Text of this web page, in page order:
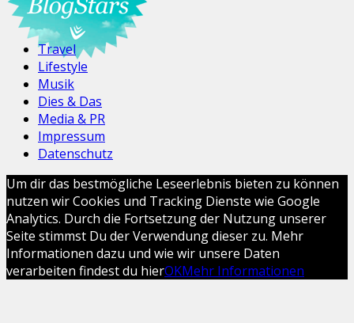
Travel
Lifestyle
Musik
Dies & Das
Media & PR
Impressum
Datenschutz
Um dir das bestmögliche Leseerlebnis bieten zu können
nutzen wir Cookies und Tracking Dienste wie Google
Analytics. Durch die Fortsetzung der Nutzung unserer
Seite stimmst Du der Verwendung dieser zu. Mehr
Informationen dazu und wie wir unsere Daten
verarbeiten findest du hierOKMehr Informationen